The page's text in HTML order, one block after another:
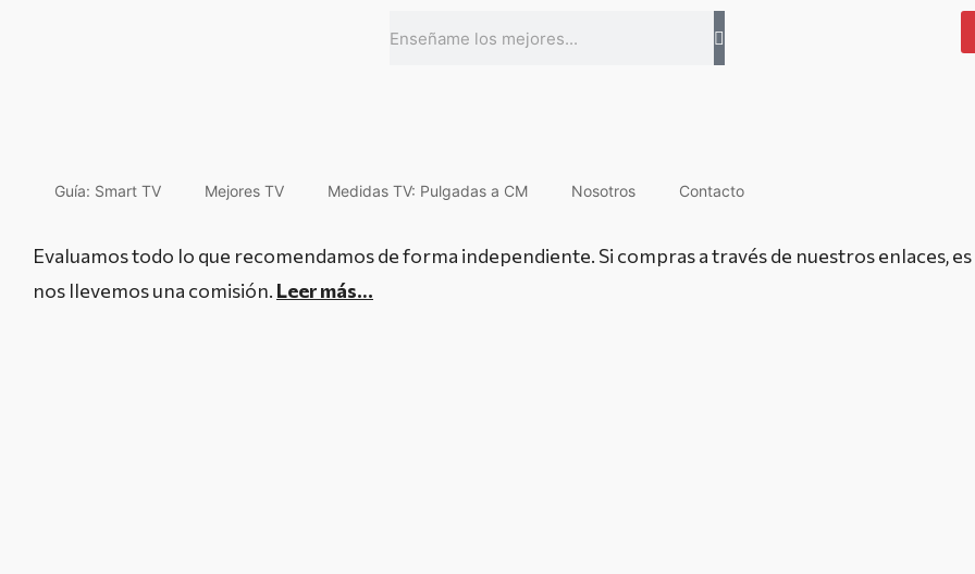
Guía: Smart TV Mejores TV Medidas TV: Pulgadas a CM Nosotros Contacto
Evaluamos todo lo que recomendamos de forma independiente. Si compras a través de nuestros enlaces,
nos llevemos una comisión. Leer más…